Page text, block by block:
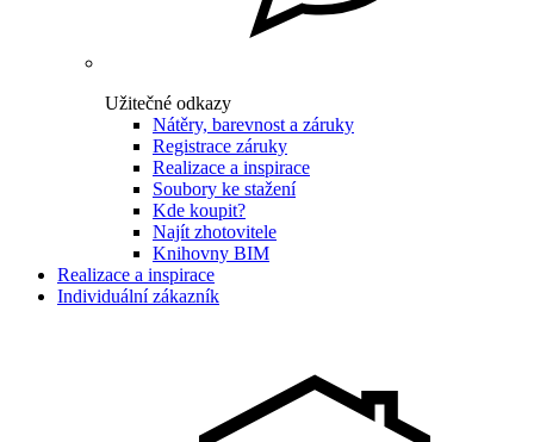
Užitečné odkazy
Nátěry, barevnost a záruky
Registrace záruky
Realizace a inspirace
Soubory ke stažení
Kde koupit?
Najít zhotovitele
Knihovny BIM
Realizace a inspirace
Individuální zákazník